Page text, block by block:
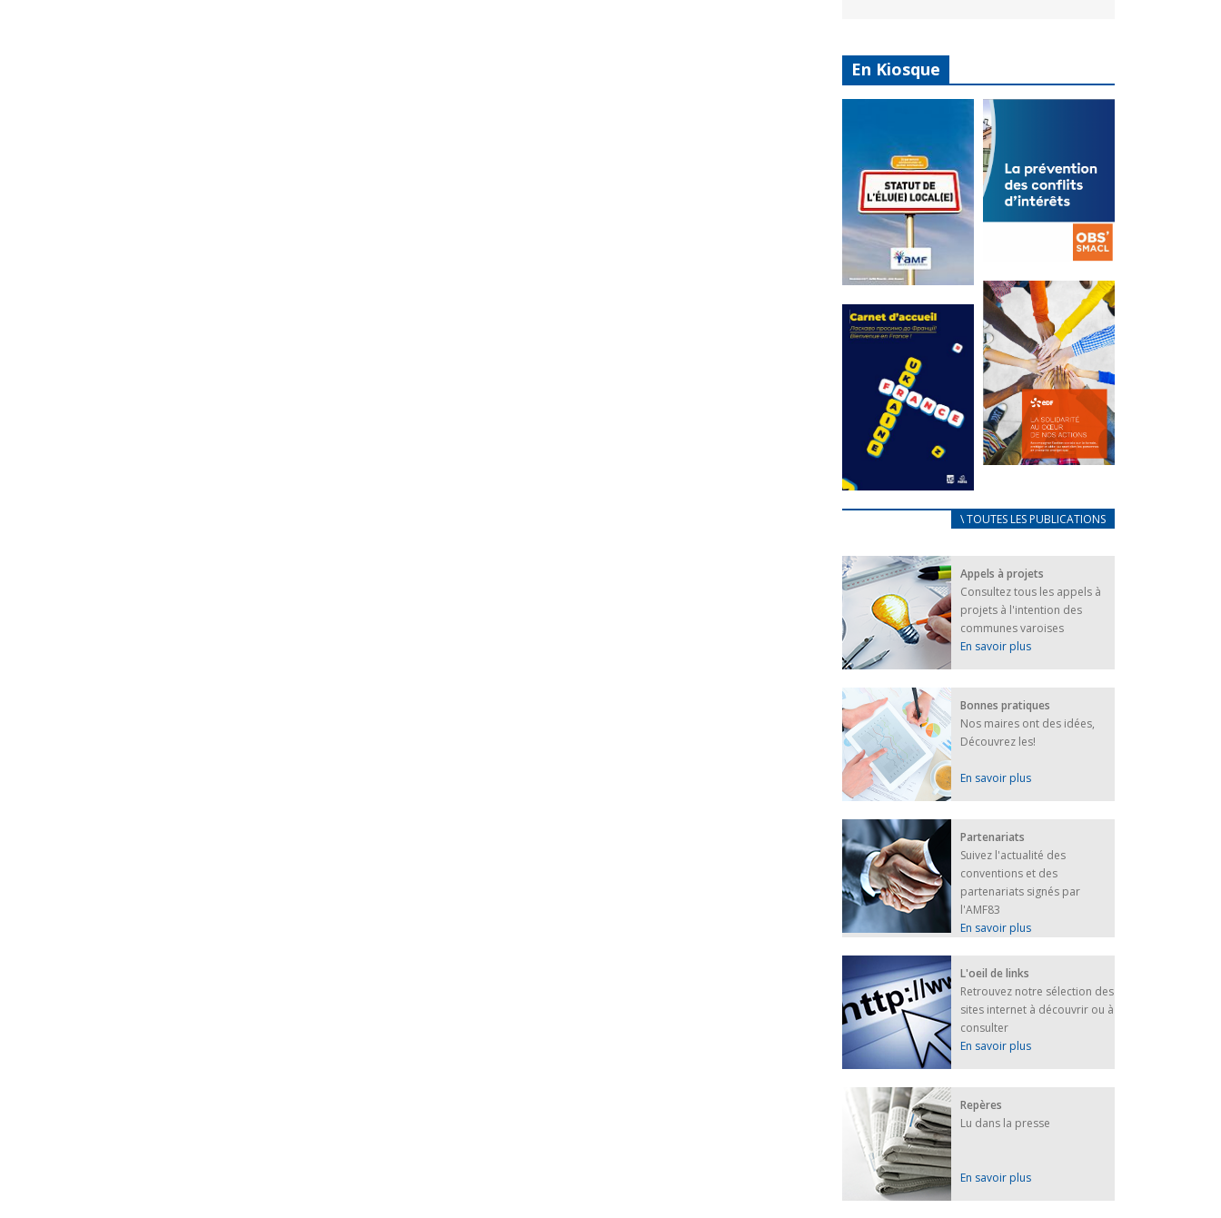
En Kiosque
Statut de
l’élu local
Mise à jour avril
2024
FEUILLETER
La
prévention
des conflits
d’intérêts
18 septembre 2023
FEUILLETER
au coeur de
nos actions
FEUILLETER
FRANÇAIS/UKRAINIEN
25 avril 2022
Afin
d’accompagner
au mieux les
réfugiés
ukrainiens arrivés
en France,...
FEUILLETER
\ TOUTES LES PUBLICATIONS
Appels à projets
Consultez tous les appels à
projets à l'intention des
communes varoises
En savoir plus
Bonnes pratiques
Nos maires ont des idées,
Découvrez les!
En savoir plus
Partenariats
Suivez l'actualité des
conventions et des
partenariats signés par
l'AMF83
En savoir plus
L'oeil de links
Retrouvez notre sélection des
sites internet à découvrir ou à
consulter
En savoir plus
Repères
Lu dans la presse
En savoir plus